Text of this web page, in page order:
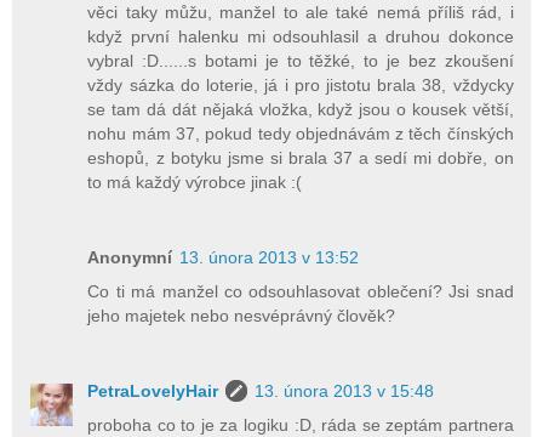
věci taky můžu, manžel to ale také nemá příliš rád, i
když první halenku mi odsouhlasil a druhou dokonce
vybral :D......s botami je to těžké, to je bez zkoušení
vždy sázka do loterie, já i pro jistotu brala 38, vždycky
se tam dá dát nějaká vložka, když jsou o kousek větší,
nohu mám 37, pokud tedy objednávám z těch čínských
eshopů, z botyku jsme si brala 37 a sedí mi dobře, on
to má každý výrobce jinak :(
Anonymní 13. února 2013 v 13:52
Co ti má manžel co odsouhlasovat oblečení? Jsi snad
jeho majetek nebo nesvéprávný člověk?
PetraLovelyHair
13. února 2013 v 15:48
proboha co to je za logiku :D, ráda se zeptám partnera